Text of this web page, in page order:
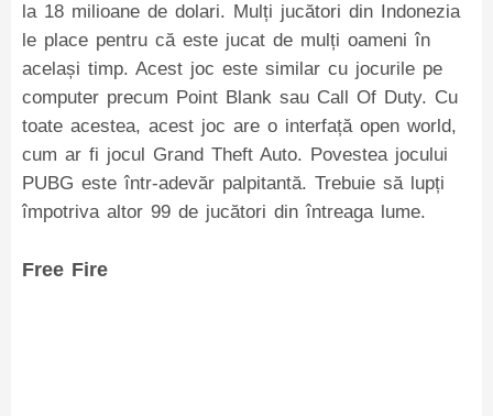
la 18 milioane de dolari. Mulți jucători din Indonezia
le place pentru că este jucat de mulți oameni în
același timp. Acest joc este similar cu jocurile pe
computer precum Point Blank sau Call Of Duty. Cu
toate acestea, acest joc are o interfață open world,
cum ar fi jocul Grand Theft Auto. Povestea jocului
PUBG este într-adevăr palpitantă. Trebuie să lupți
împotriva altor 99 de jucători din întreaga lume.
Free Fire